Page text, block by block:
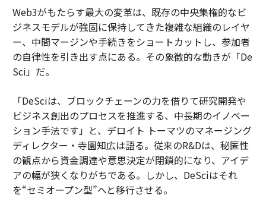
Web3がもたらす最大の変革は、既存の中央集権的なビ
ジネスモデルが強固に保持してきた複雑な組織のレイヤ
ー、中間マージンや手続きをショートカットし、参加者
の自律性を引き出す点にある。その象徴的な動きが「De
Sci」だ。
「DeSciは、ブロックチェーンの力を借りて研究開発や
ビジネス創出のプロセスを推進する、中長期のイノベー
ション手法です」と、デロイト トーマツのマネージング
ディレクター・寺園知広は語る。従来のR&Dは、秘匿性
の観点から資金調達や意思決定が閉鎖的になり、アイデ
アの幅が狭くなりがちである。しかし、DeSciはそれ
を“セミオープン型”へと移行させる。